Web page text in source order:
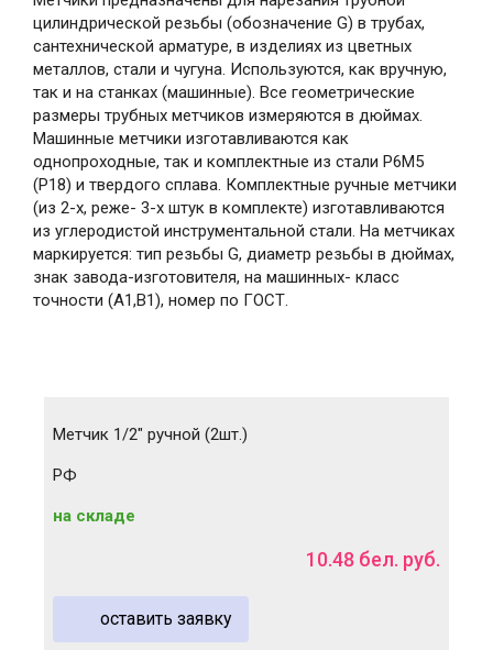
цилиндрической резьбы (обозначение G) в трубах,
сантехнической арматуре, в изделиях из цветных
металлов, стали и чугуна. Используются, как вручную,
так и на станках (машинные). Все геометрические
размеры трубных метчиков измеряются в дюймах.
Машинные метчики изготавливаются как
однопроходные, так и комплектные из стали Р6М5
(Р18) и твердого сплава. Комплектные ручные метчики
(из 2-х, реже- 3-х штук в комплекте) изготавливаются
из углеродистой инструментальной стали. На метчиках
маркируется: тип резьбы G, диаметр резьбы в дюймах,
знак завода-изготовителя, на машинных- класс
точности (А1,В1), номер по ГОСТ.
Метчик 1/2" ручной (2шт.)
РФ
на складе
10.48 бел. руб.
оставить заявку